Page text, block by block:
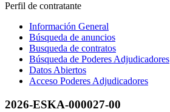
Perfil de contratante
Información General
Búsqueda de anuncios
Busqueda de contratos
Búsqueda de Poderes Adjudicadores
Datos Abiertos
Acceso Poderes Adjudicadores
2026-ESKA-000027-00